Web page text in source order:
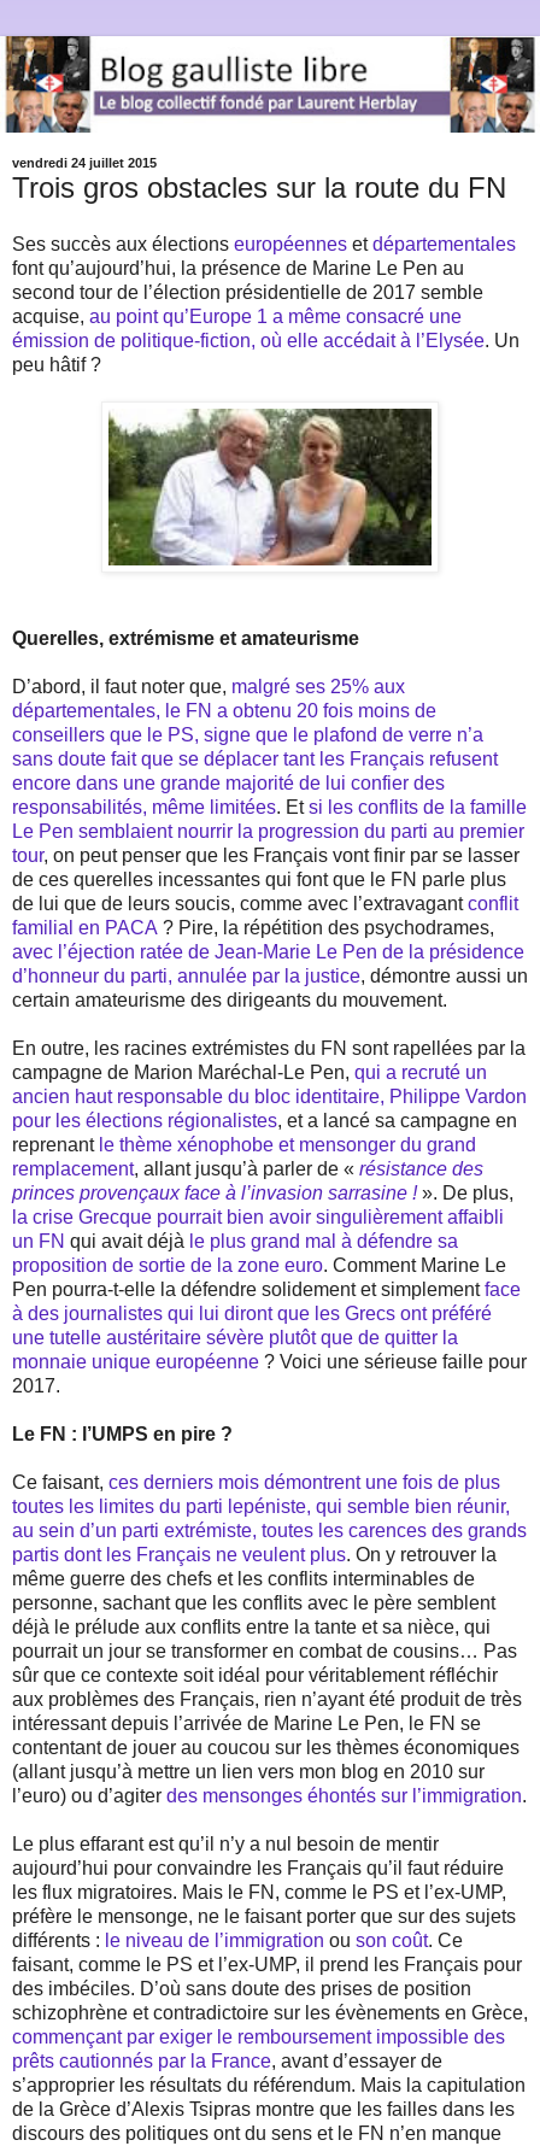
vendredi 24 juillet 2015
Trois gros obstacles sur la route du FN
Ses succès aux élections européennes etdépartementales
font qu’aujourd’hui, la présence de Marine Le Pen au
second tour de l’élection présidentielle de 2017 semble
acquise, au point qu’Europe 1 a même consacré une
émission de politique-fiction, où elle accédait à l’Elysée. Un
peu hâtif ?
Querelles, extrémisme et amateurisme
D’abord, il faut noter que, malgré ses 25% aux
départementales, le FN a obtenu 20 fois moins de
conseillers que le PS, signe que le plafond de verre n’a
sans doute fait que se déplacer tant les Français refusent
encore dans une grande majorité de lui confier des
responsabilités, même limitées. Etsi les conflits de la famille
Le Pen semblaient nourrir la progression du parti au premier
tour, on peut penser que les Français vont finir par se lasser
de ces querelles incessantes qui font que le FN parle plus
de lui que de leurs soucis, comme avec l’extravagantconflit
familial en PACA ? Pire, la répétition des psychodrames,
avec l’éjection ratée de Jean-Marie Le Pen de la présidence
d’honneur du parti, annulée par la justice, démontre aussi un
certain amateurisme des dirigeants du mouvement.
En outre, les racines extrémistes du FN sont rapellées par la
campagne de Marion Maréchal-Le Pen, qui a recruté un
ancien haut responsable du bloc identitaire, Philippe Vardon
pour les élections régionalistes, et a lancé sa campagne en
reprenant le thème xénophobe et mensonger du grand
remplacement, allant jusqu’à parler de « résistance des
princes provençaux face à l’invasion sarrasine !». De plus,
la crise Grecque pourrait bien avoir singulièrement affaibli
un FN qui avait déjà le plus grand mal à défendre sa
proposition de sortie de la zone euro. Comment Marine Le
Pen pourra-t-elle la défendre solidement et simplementface
à des journalistes qui lui diront que les Grecs ont préféré
une tutelle austéritaire sévère plutôt que de quitter la
monnaie unique européenne ? Voici une sérieuse faille pour
2017.
Le FN : l’UMPS en pire ?
Ce faisant, ces derniers mois démontrent une fois de plus
toutes les limites du parti lepéniste, qui semble bien réunir,
au sein d’un parti extrémiste, toutes les carences des grands
partis dont les Français ne veulent plus. On y retrouver la
même guerre des chefs et les conflits interminables de
personne, sachant que les conflits avec le père semblent
déjà le prélude aux conflits entre la tante et sa nièce, qui
pourrait un jour se transformer en combat de cousins… Pas
sûr que ce contexte soit idéal pour véritablement réfléchir
aux problèmes des Français, rien n’ayant été produit de très
intéressant depuis l’arrivée de Marine Le Pen, le FN se
contentant de jouer au coucou sur les thèmes économiques
(allant jusqu’à mettre un lien vers mon blog en 2010 sur
l’euro) ou d’agiter des mensonges éhontés sur l’immigration.
Le plus effarant est qu’il n’y a nul besoin de mentir
aujourd’hui pour convaindre les Français qu’il faut réduire
les flux migratoires. Mais le FN, comme le PS et l’ex-UMP,
préfère le mensonge, ne le faisant porter que sur des sujets
différents : le niveau de l’immigration ou son coût. Ce
faisant, comme le PS et l’ex-UMP, il prend les Français pour
des imbéciles. D’où sans doute des prises de position
schizophrène et contradictoire sur les évènements en Grèce,
commençant par exiger le remboursement impossible des
prêts cautionnés par la France, avant d’essayer de
s’approprier les résultats du référendum. Mais la capitulation
de la Grèce d’Alexis Tsipras montre que les failles dans les
discours des politiques ont du sens et le FN n’en manque